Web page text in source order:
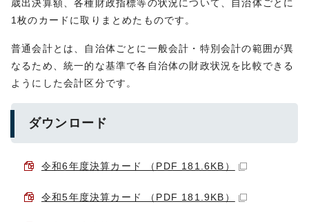
歳出決算額、各種財政指標等の状況について、自治体ごとに
1枚のカードに取りまとめたものです。
普通会計とは、自治体ごとに一般会計・特別会計の範囲が異
なるため、統一的な基準で各自治体の財政状況を比較できる
ようにした会計区分です。
ダウンロード
令和6年度決算カード （PDF 181.6KB）
令和5年度決算カード （PDF 181.9KB）